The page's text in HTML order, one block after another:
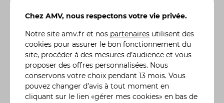
sinistres, bonus), le lieu de stationnement
AMV, nous offrons des tarifs compétitifs
adaptés à chaque profil de conducteur et à
chaque type de moto. Nos conseillers
spécialisés sont là pour vous aider à choisir la
couverture qui répond le mieux à vos besoins
et à votre budget. N'hésitez pas à nous
contacter pour obtenir un devis personnalisé et
Chez AMV, nous respectons votre vie privée.
Notre site amv.fr et nos partenaires utilisent des
cookies pour assurer le bon fonctionnement du
site, procéder à des mesures d’audience et vous
proposer des offres personnalisées. Nous
conservons votre choix pendant 13 mois. Vous
pouvez changer d’avis à tout moment en
cliquant sur le lien «gérer mes cookies» en bas de